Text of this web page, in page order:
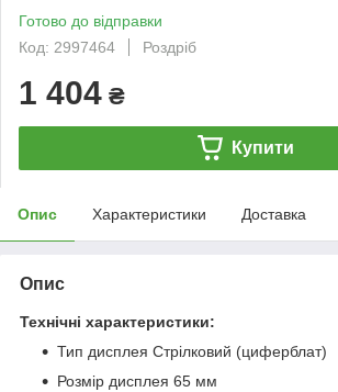
Готово до відправки
Код: 2997464
Роздріб
1 404 ₴
Купити
Опис Характеристики Доставка
Опис
Технічні характеристики:
Тип дисплея Стрілковий (циферблат)
Розмір дисплея 65 мм